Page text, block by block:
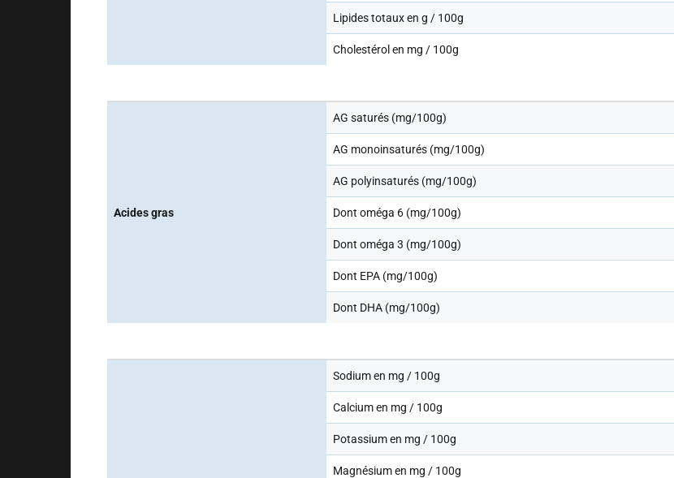
Lipides totaux en g / 100g
Cholestérol en mg / 100g
Acides gras
AG saturés (mg/100g)
AG monoinsaturés (mg/100g)
AG polyinsaturés (mg/100g)
Dont oméga 6 (mg/100g)
Dont oméga 3 (mg/100g)
Dont EPA (mg/100g)
Dont DHA (mg/100g)
Sodium en mg / 100g
Calcium en mg / 100g
Potassium en mg / 100g
Magnésium en mg / 100g